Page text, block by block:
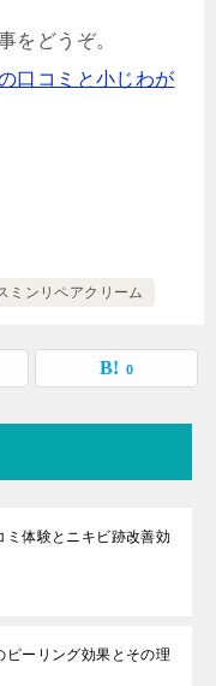
をどうぞ。
口コミと小じわが
ミンリペアクリーム
0
ミ体験とニキビ跡改善効
ーリング効果とその理